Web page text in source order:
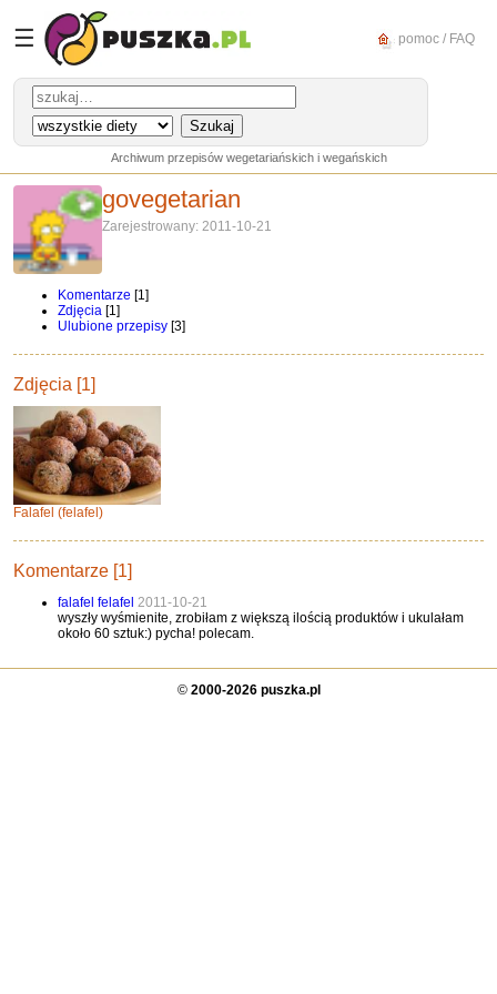
☰ pomoc / FAQ
Archiwum przepisów wegetariańskich i wegańskich
govegetarian
Zarejestrowany: 2011-10-21
Komentarze [1]
Zdjęcia [1]
Ulubione przepisy [3]
Zdjęcia [1]
Falafel (felafel)
Komentarze [1]
falafel felafel 2011-10-21
wyszły wyśmienite, zrobiłam z większą ilością produktów i ukulałam
około 60 sztuk:) pycha! polecam.
© 2000-2026 puszka.pl